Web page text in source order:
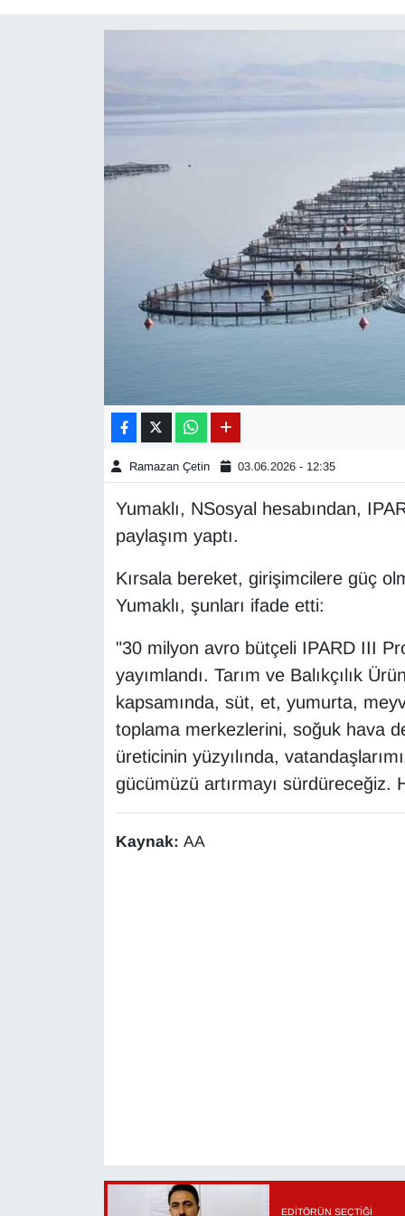
Ramazan Çetin 03.06.2026 - 12:35
Yumaklı, NSosyal hesabından,
paylaşım yaptı.
Kırsala bereket, girişimcilere güç
Yumaklı, şunları ifade etti:
"30 milyon avro bütçeli IPARD III
yayımlandı. Tarım ve Balıkçılık
kapsamında, süt, et, yumurta,
toplama merkezlerini, soğuk hava
üreticinin yüzyılında,
gücümüzü artırmayı sürdüreceğiz.
Kaynak: AA
EDITÖRÜN SEÇTIĞI
EĞİTİM
EKONOMİ
En çok konuşulanlar
Gündem
HABERDE İNSAN
Kamu Alımları
Kim Kimdir?
Seri İlan